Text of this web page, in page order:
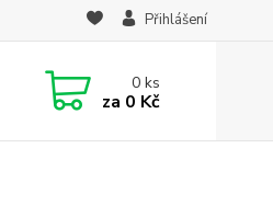
Přihlášení
0ks
za 0 Kč